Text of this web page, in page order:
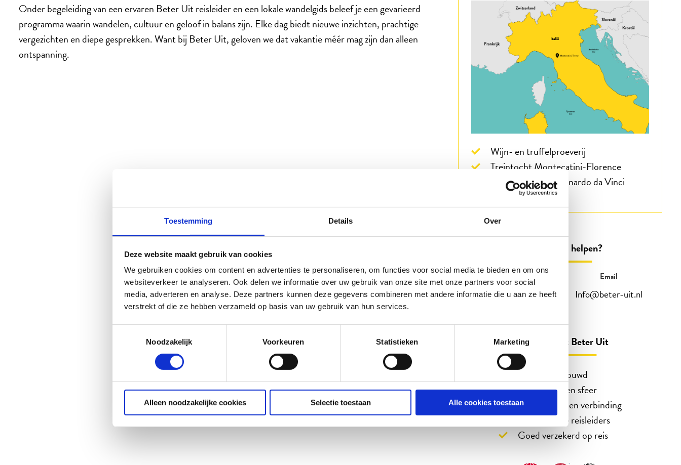
Toestemming Details Over
Deze website maakt gebruik van cookies
We gebruiken cookies om content en advertenties te personaliseren, om functies voor social media te bieden en om ons
websiteverkeer te analyseren. Ook delen we informatie over uw gebruik van onze site met onze partners voor social
media, adverteren en analyse. Deze partners kunnen deze gegevens combineren met andere informatie die u aan ze heeft
verstrekt of die ze hebben verzameld op basis van uw gebruik van hun services.
Noodzakelijk
Voorkeuren Statistieken Marketing
Alleen noodzakelijke cookies Selectie toestaan Alle cookies toestaan
Onder begeleiding van een ervaren Beter Uit reisleider en een lokale wandelgids beleef je een gevarieerd
programma waarin wandelen, cultuur en geloof in balans zijn. Elke dag biedt nieuwe inzichten, prachtige
vergezichten en diepe gesprekken. Want bij Beter Uit, geloven we dat vakantie méér mag zijn dan alleen
ontspanning.
Wijn- en truffelproeverij
Treintocht Montecatini-Florence
Geboorteplaats Leonardo da Vinci
Kunnen wij u helpen?
Telefonisch
088 3100 500
Email
Info@beter-uit.nl
Zo bent u echt Beter Uit
45 jaar vertrouwd
Reizen in eigen sfeer
Ontmoeting en verbinding
Enthousiaste reisleiders
Goed verzekerd op reis